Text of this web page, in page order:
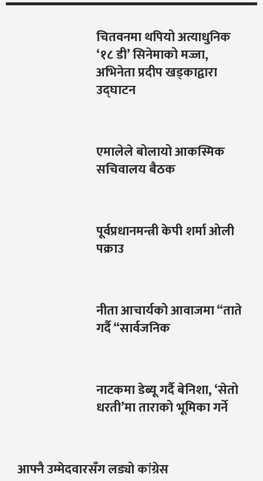
चितवनमा थपियो अत्याधुनिक
‘१८ डी’ सिनेमाको मज्जा,
अभिनेता प्रदीप खड्काद्वारा
उद्घाटन
एमालेले बोलायो आकस्मिक
सचिवालय बैठक
पूर्वप्रधानमन्त्री केपी शर्मा ओली
पक्राउ
नीता आचार्यको आवाजमा “ताते
गर्दै “सार्वजनिक
नाटकमा डेब्यू गर्दै बेनिशा, ‘सेतो
धरती’मा ताराको भूमिका गर्ने
आफ्नै उम्मेदवारसँग लड्यो कांग्रेस